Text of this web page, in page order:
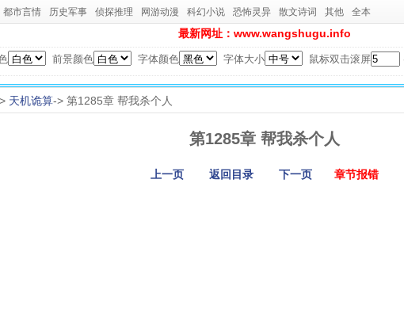
都市言情 历史军事 侦探推理 网游动漫 科幻小说 恐怖灵异 散文诗词 其他 全本
最新网址：www.wangshugu.info
前景颜色 字体颜色 字体大小 鼠标双击滚屏
天机诡算-> 第1285章 帮我杀个人
第1285章 帮我杀个人
上一页 返回目录 下一页 章节报错